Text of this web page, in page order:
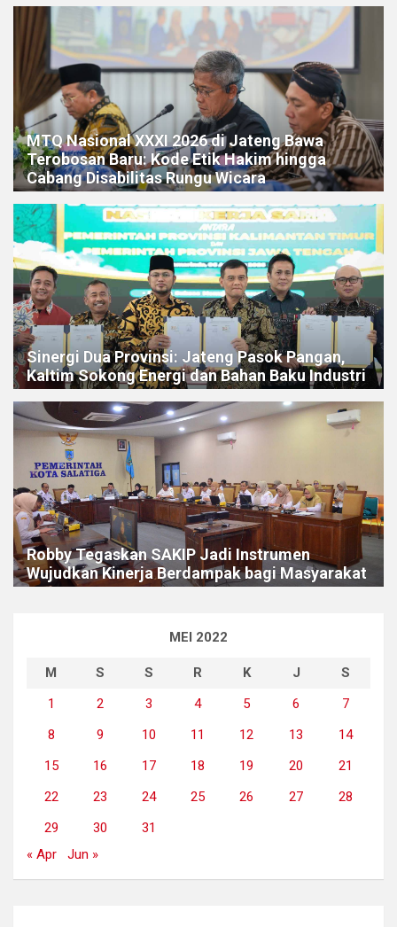
MTQ Nasional XXXI 2026 di Jateng Bawa
Terobosan Baru: Kode Etik Hakim hingga
Cabang Disabilitas Rungu Wicara
Sinergi Dua Provinsi: Jateng Pasok Pangan,
Kaltim Sokong Energi dan Bahan Baku Industri
Robby Tegaskan SAKIP Jadi Instrumen
Wujudkan Kinerja Berdampak bagi Masyarakat
MEI 2022
M S S R K J
S
1
2 3 4 5 6
7
8
9 10 11 12 13
14
15
16 17 18 19 20
21
22
23 24 25 26 27
28
29
30
31
« Apr
Jun »